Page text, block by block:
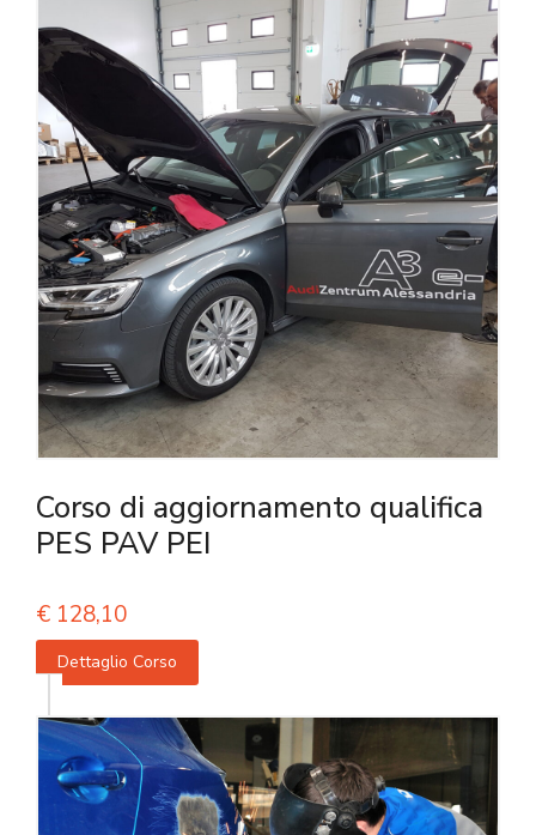
Corso di aggiornamento qualifica
PES PAV PEI
€ 128,10
Dettaglio Corso